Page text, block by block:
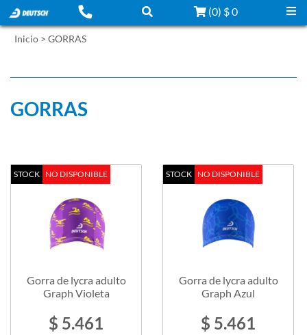
(0) $ 0
Inicio > GORRAS
GORRAS
STOCK NO DISPONIBLE
Gorra de lycra adulto
Graph Violeta
$ 5.461
STOCK NO DISPONIBLE
Gorra de lycra adulto
Graph Azul
$ 5.461